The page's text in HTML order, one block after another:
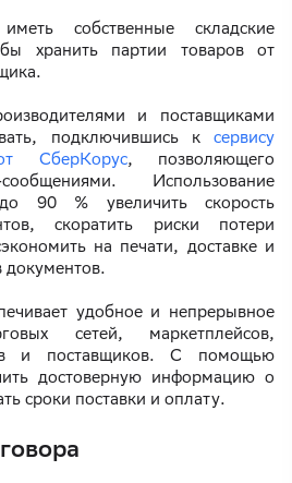
собственные складские
хранить партии товаров от
и поставщиками
подключившись к сервису
СберКорус, позволяющего
Использование
90 % увеличить скорость
скоратить риски потери
на печати, доставке и
документов.
удобное и непрерывное
сетей, маркетплейсов,
и поставщиков. С помощью
достоверную информацию о
сроки поставки и оплату.